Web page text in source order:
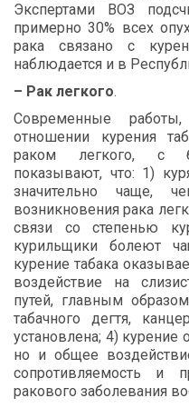
Экспертами
ВОЗ
примерно 30% всех
рака
связано с
наблюдается и в
– Рак легкого.
Современные
работы
отношении
курения
раком
легкого, с
показывают, что: 1)
значительно
чаще,
возникновения рака
связи
со степенью
курильщики
болеют
курение табака
воздействие
на
путей, главным образом
табачного
дегтя,
установлена; 4) курение
но и общее
сопротивляемость
и
ракового заболевания